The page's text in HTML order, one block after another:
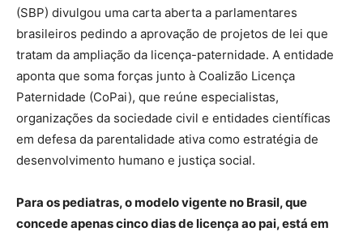
(SBP) divulgou uma carta aberta a parlamentares
brasileiros pedindo a aprovação de projetos de lei que
tratam da ampliação da licença-paternidade. A entidade
aponta que soma forças junto à Coalizão Licença
Paternidade (CoPai), que reúne especialistas,
organizações da sociedade civil e entidades científicas
em defesa da parentalidade ativa como estratégia de
desenvolvimento humano e justiça social.
Para os pediatras, o modelo vigente no Brasil, que
concede apenas cinco dias de licença ao pai, está em